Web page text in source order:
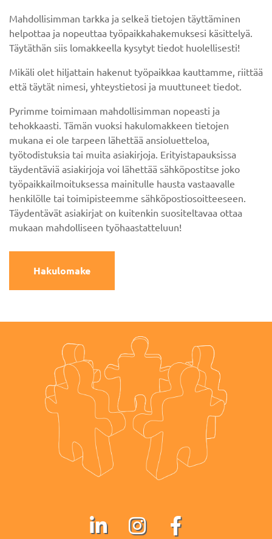
Mahdollisimman tarkka ja selkeä tietojen täyttäminen
helpottaa ja nopeuttaa työpaikkahakemuksesi käsittelyä.
Täytäthän siis lomakkeella kysytyt tiedot huolellisesti!
Mikäli olet hiljattain hakenut työpaikkaa kauttamme, riittää
että täytät nimesi, yhteystietosi ja muuttuneet tiedot.
Pyrimme toimimaan mahdollisimman nopeasti ja
tehokkaasti. Tämän vuoksi hakulomakkeen tietojen
mukana ei ole tarpeen lähettää ansioluetteloa,
työtodistuksia tai muita asiakirjoja. Erityistapauksissa
täydentäviä asiakirjoja voi lähettää sähköpostitse joko
työpaikkailmoituksessa mainitulle hausta vastaavalle
henkilölle tai toimipisteemme sähköpostiosoitteeseen.
Täydentävät asiakirjat on kuitenkin suositeltavaa ottaa
mukaan mahdolliseen työhaastatteluun!
Hakulomake